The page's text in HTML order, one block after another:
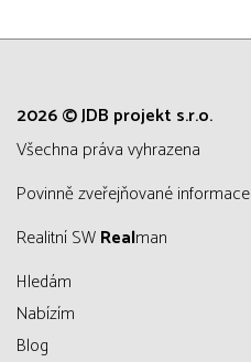
2026 © JDB projekt s.r.o.
všechna práva vyhrazena
Povinně zveřejňované informace
Realitní SWRealman
Hledám
Nabízím
Blog